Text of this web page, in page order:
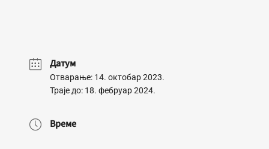
Датум
Отварање: 14. октобар 2023.
Траје до: 18. фебруар 2024.
Време